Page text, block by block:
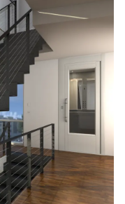
ابق على تواصل معنا